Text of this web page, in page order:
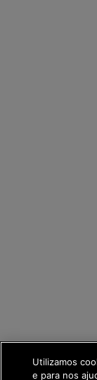
Utilizamos
e para nos